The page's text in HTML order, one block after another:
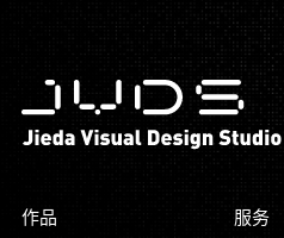
作品 服务